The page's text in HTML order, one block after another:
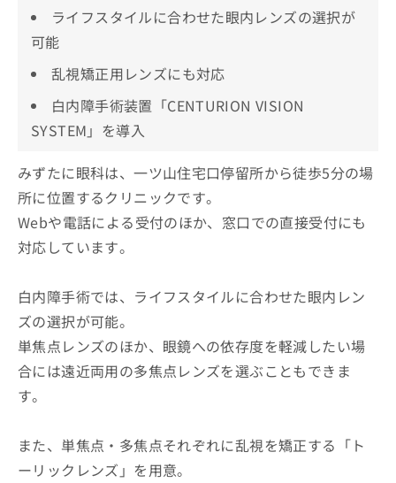
ライフスタイルに合わせた眼内レンズの選択が
可能
乱視矯正用レンズにも対応
白内障手術装置「CENTURION VISION
SYSTEM」を導入
みずたに眼科は、一ツ山住宅口停留所から徒歩5分の場
所に位置するクリニックです。
Webや電話による受付のほか、窓口での直接受付にも
対応しています。
白内障手術では、ライフスタイルに合わせた眼内レン
ズの選択が可能。
単焦点レンズのほか、眼鏡への依存度を軽減したい場
合には遠近両用の多焦点レンズを選ぶこともできま
す。
また、単焦点・多焦点それぞれに乱視を矯正する「ト
ーリックレンズ」を用意。